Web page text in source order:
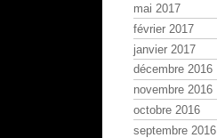
mai 2017
février 2017
janvier 2017
décembre 2016
novembre 2016
octobre 2016
septembre 2016